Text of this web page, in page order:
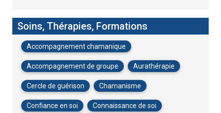
Soins, Thérapies, Formations
Accompagnement chamanique
Accompagnement de groupe Aurathérapie
Cercle de guérison Chamanisme
Confiance en soi Connaissance de soi